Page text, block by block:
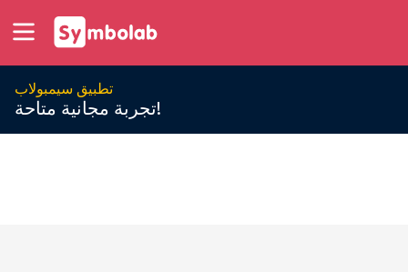
تطبيق سيمبولاب
تجربة مجانية متاحة!